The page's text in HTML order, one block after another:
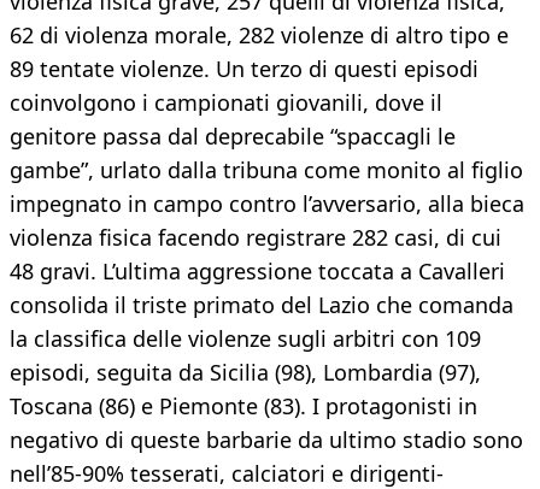
62 di violenza morale, 282 violenze di altro tipo e
89 tentate violenze. Un terzo di questi episodi
coinvolgono i campionati giovanili, dove il
genitore passa dal deprecabile “spaccagli le
gambe”, urlato dalla tribuna come monito al figlio
impegnato in campo contro l’avversario, alla bieca
violenza fisica facendo registrare 282 casi, di cui
48 gravi. L’ultima aggressione toccata a Cavalleri
consolida il triste primato del Lazio che comanda
la classifica delle violenze sugli arbitri con 109
episodi, seguita da Sicilia (98), Lombardia (97),
Toscana (86) e Piemonte (83). I protagonisti in
negativo di queste barbarie da ultimo stadio sono
nell’85-90% tesserati, calciatori e dirigenti-